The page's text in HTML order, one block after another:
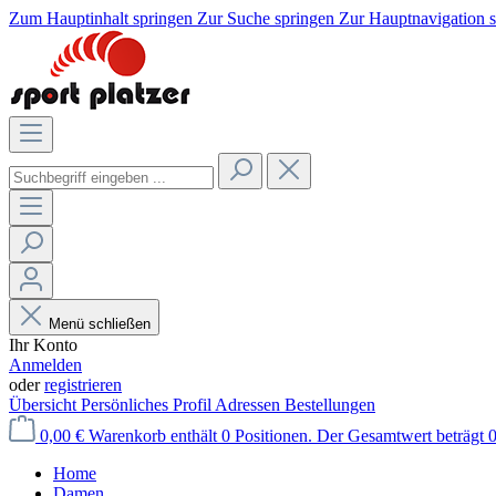
Zum Hauptinhalt springen Zur Suche springen Zur Hauptnavigation
Menü schließen
Ihr Konto
Anmelden
oderregistrieren
Übersicht Persönliches Profil Adressen Bestellungen
0,00 € Warenkorb enthält 0 Positionen. Der Gesamtwert beträgt
Home